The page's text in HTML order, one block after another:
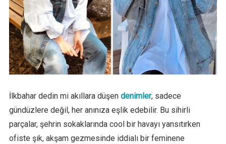
İlkbahar dedin mi akıllara düşen denimler, sadece
gündüzlere değil, her anınıza eşlik edebilir. Bu sihirli
parçalar, şehrin sokaklarında cool bir havayı yansıtırken
ofiste şık, akşam gezmesinde iddialı bir feminene